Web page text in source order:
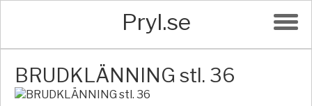
Pryl.se
BRUDKLÄNNING stl. 36